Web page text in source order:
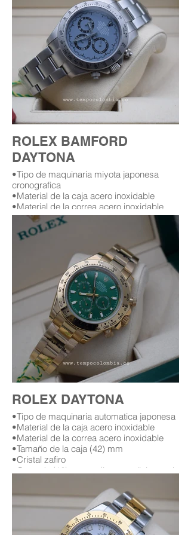
ROLEX BAMFORD
DAYTONA
•Tipo de maquinaria miyota japonesa
cronografica
•Material de la caja acero inoxidable
•Material de la correa acero inoxidable
•Tamaño de la caja (42) mm
•Cristal zafiro
•Garantía (12) meses (leer condiciones de
Replica AAA Rolex Bamford daytona
ROLEX DAYTONA
•Tipo de maquinaria automatica japonesa
•Material de la caja acero inoxidable
•Material de la correa acero inoxidable
•Tamaño de la caja (42) mm
•Cristal zafiro
•Garantía (12) meses (leer condiciones de
Replica AAA Rolex daytona
Replicas de relojes rolex daytona en
bogota Colombia